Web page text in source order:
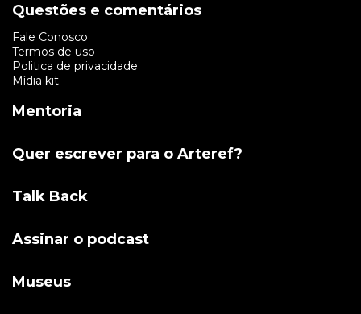
Questões e comentários
Fale Conosco
Termos de uso
Politica de privacidade
Mídia kit
Mentoria
Quer escrever para o Arteref?
Talk Back
Assinar o podcast
Museus